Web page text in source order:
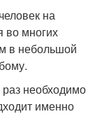
на
во многих
в небольшой
необходимо
именно